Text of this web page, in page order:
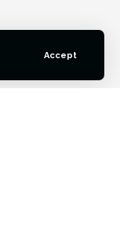
Accept